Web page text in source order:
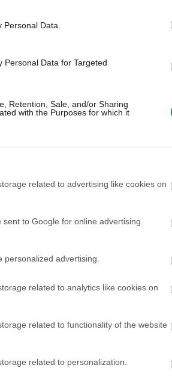
Data.
Personal Data for Targeted
Retention, Sale, and/or Sharing
with the Purposes for which it
related to advertising like cookies on
to Google for online advertising
advertising.
related to analytics like cookies on
related to functionality of the website
related to personalization.
13:42